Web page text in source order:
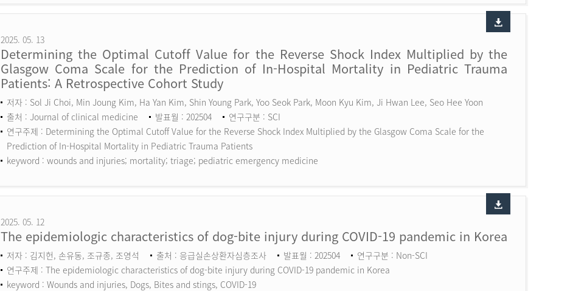
2025. 05. 13
Determining the Optimal Cutoff Value for the Reverse Shock Index Multiplied by the
Glasgow Coma Scale for the Prediction of In-Hospital Mortality in Pediatric Trauma
Patients: A Retrospective Cohort Study
저자 : Sol Ji Choi, Min Joung Kim, Ha Yan Kim, Shin Young Park, Yoo Seok Park, Moon Kyu Kim, Ji Hwan Lee, Seo Hee Yoon
출처 : Journal of clinical medicine
발표월 : 202504
연구구분 : SCI
연구주제 : Determining the Optimal Cutoff Value for the Reverse Shock Index Multiplied by the Glasgow Coma Scale for the
Prediction of In-Hospital Mortality in Pediatric Trauma Patients
keyword : wounds and injuries; mortality; triage; pediatric emergency medicine
2025. 05. 12
The epidemiologic characteristics of dog-bite injury during COVID-19 pandemic in Korea
저자 : 김지헌, 손유동, 조규종, 조영석 출처 : 응급실손상환자심층조사 발표월 : 202504
연구구분 : Non-SCI
연구주제 : The epidemiologic characteristics of dog-bite injury during COVID-19 pandemic in Korea
keyword : Wounds and injuries, Dogs, Bites and stings, COVID-19